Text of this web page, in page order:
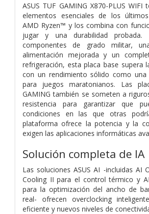
ASUS TUF GAMING X870-PLUS
elementos esenciales de los
AMD Ryzen™ y los combina con
jugar y una durabilidad probada.
componentes de grado militar,
alimentación mejorada y un
refrigeración, esta placa base supera
con un rendimiento sólido como
para juegos maratonianos. Las
GAMING también se someten a
resistencia para garantizar que
condiciones en las que otras
plataforma ofrece la potencia y la
exigen las aplicaciones informáticas
Solución completa de IA
Las soluciones ASUS AI -incluidas AI
Cooling II para el control térmico y
para la optimización del ancho de
real- ofrecen overclocking
eficiente y nuevos niveles de